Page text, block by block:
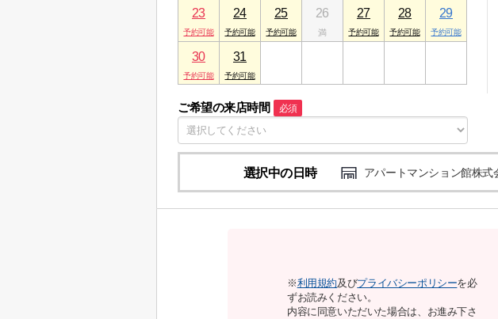
23 24 25 26 27 28 29
30 31
ご希望の来店時間 必須
選択中の日時 アパートマンション館株
※利用規約及びプライバシーポリシーを必
ずお読みください。
内容に同意いただいた場合は、お進み下さ